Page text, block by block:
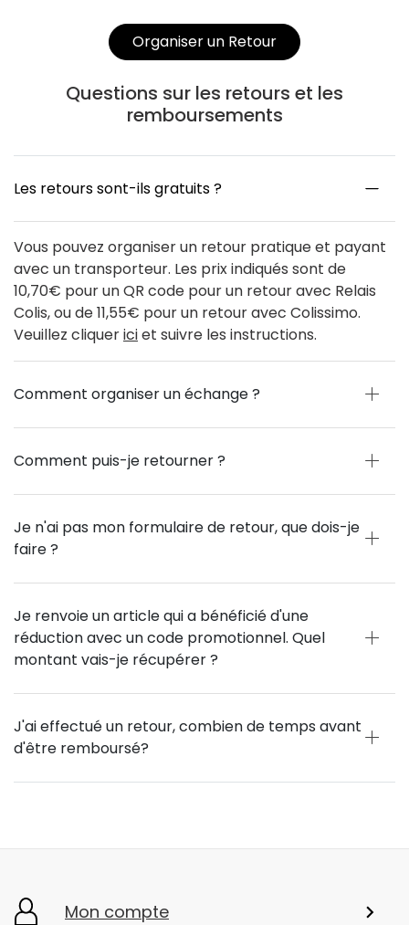
Organiser un Retour
Questions sur les retours et les
remboursements
Les retours sont-ils gratuits ?
Vous pouvez organiser un retour pratique et payant
avec un transporteur. Les prix indiqués sont de
10,70€ pour un QR code pour un retour avec Relais
Colis, ou de 11,55€ pour un retour avec Colissimo.
Veuillez cliquericiet suivre les instructions.
Comment organiser un échange ?
Comment puis-je retourner ?
Je n'ai pas mon formulaire de retour, que dois-je
faire ?
Je renvoie un article qui a bénéficié d'une
réduction avec un code promotionnel. Quel
montant vais-je récupérer ?
J'ai effectué un retour, combien de temps avant
d'être remboursé?
Mon compte